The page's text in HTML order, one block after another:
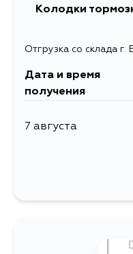
Колодки
Отгрузка со склада г.
Дата и время
получения
7 августа